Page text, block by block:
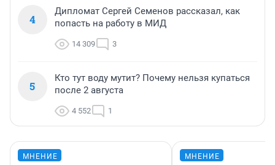
4
Дипломат Сергей Семенов рассказал, как
попасть на работу в МИД
14 309 3
5
Кто тут воду мутит? Почему нельзя купаться
после 2 августа
4 552 1
МНЕНИЕ МНЕНИЕ